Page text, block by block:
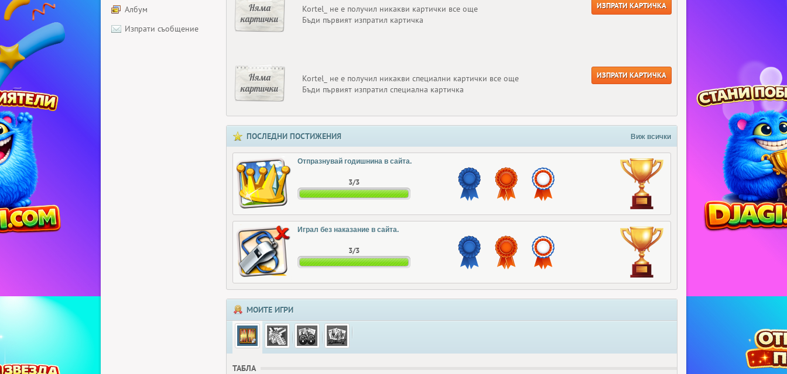
Албум
Изпрати съобщение
Няма
картички
Kortel_ не е получил никакви картички все още
Бъди първият изпратил картичка
ИЗПРАТИ КАРТИЧКА
Няма
картички
Kortel_ не е получил никакви специални картички все още
Бъди първият изпратил специална картичка
ИЗПРАТИ КАРТИЧКА
ПОСЛЕДНИ ПОСТИЖЕНИЯ Виж всички
Отпразнувай годишнина в сайта.
3/3
Играл без наказание в сайта.
3/3
МОИТЕ ИГРИ
ТАБЛА